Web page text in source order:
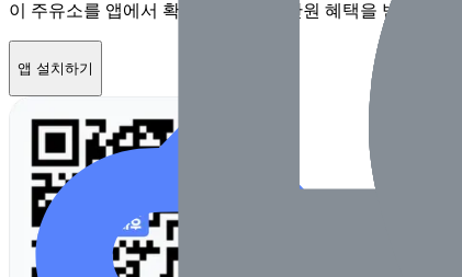
이 주유소를 앱에서 확인하고 최대 1만원 혜택을 받아보세요
앱 설치하기